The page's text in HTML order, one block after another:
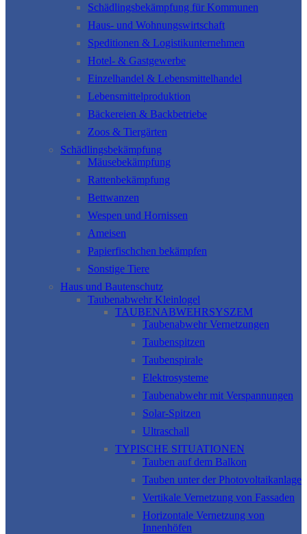
Schädlingsbekämpfung für Kommunen
Haus- und Wohnungswirtschaft
Speditionen & Logistikunternehmen
Hotel- & Gastgewerbe
Einzelhandel & Lebensmittelhandel
Lebensmittelproduktion
Bäckereien & Backbetriebe
Zoos & Tiergärten
Schädlingsbekämpfung
Mäusebekämpfung
Rattenbekämpfung
Bettwanzen
Wespen und Hornissen
Ameisen
Papierfischchen bekämpfen
Sonstige Tiere
Haus und Bautenschutz
Taubenabwehr Kleinlogel
TAUBENABWEHRSYSZEM
Taubenabwehr Vernetzungen
Taubenspitzen
Taubenspirale
Elektrosysteme
Taubenabwehr mit Verspannungen
Solar-Spitzen
Ultraschall
TYPISCHE SITUATIONEN
Tauben auf dem Balkon
Tauben unter der Photovoltaikanlage
Vertikale Vernetzung von Fassaden
Horizontale Vernetzung von
Innenhöfen